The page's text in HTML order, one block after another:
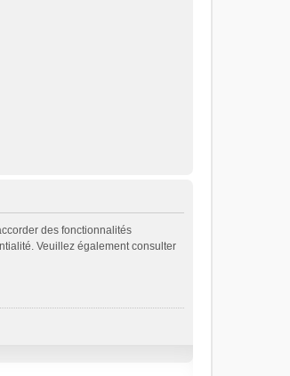
des fonctionnalités
Veuillez également consulter